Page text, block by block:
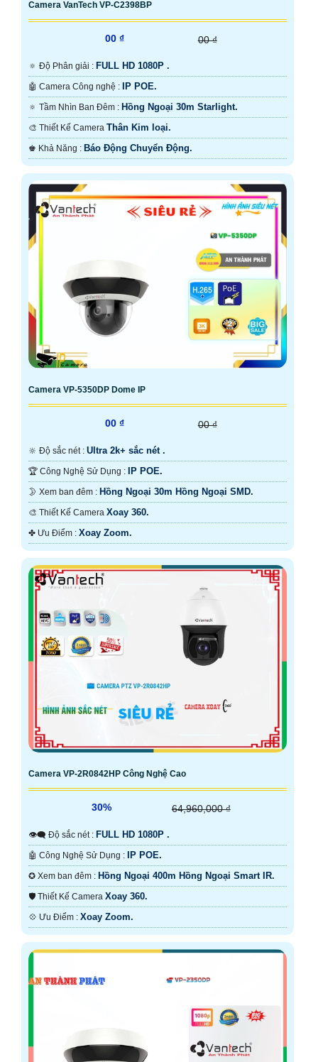
Camera VanTech VP-C2398BP
00 ₫ 00 ₫
🔅 Độ Phân giải : FULL HD 1080P .
🤖️ Camera Công nghệ : IP POE.
🔅 Tầm Nhìn Ban Đêm : Hồng Ngoại 30m Starlight.
🎨 Thiết Kế Camera Thân Kim loại.
️♚ Khả Năng : Báo Động Chuyển Động.
Camera VP-5350DP Dome IP
00 ₫ 00 ₫
🔆 Độ sắc nét : Ultra 2k+ sắc nét .
🏆 Công Nghệ Sử Dụng : IP POE.
🌛 Xem ban đêm : Hồng Ngoại 30m Hồng Ngoại SMD.
🎨 Thiết Kế Camera Xoay 360.
️✤ Ưu Điểm : Xoay Zoom.
Camera VP-2R0842HP Công Nghệ Cao
30% 64,960,000 ₫
👁️‍🗨 Độ sắc nét : FULL HD 1080P .
🤖️ Công Nghệ Sử Dụng : IP POE.
✪ Xem ban đêm : Hồng Ngoại 400m Hồng Ngoại Smart IR.
🛡 Thiết Kế Camera Xoay 360.
️💠 Ưu Điểm : Xoay Zoom.